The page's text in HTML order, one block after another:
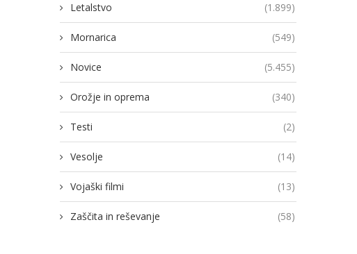
Letalstvo (1.899)
Mornarica (549)
Novice (5.455)
Orožje in oprema (340)
Testi (2)
Vesolje (14)
Vojaški filmi (13)
Zaščita in reševanje (58)